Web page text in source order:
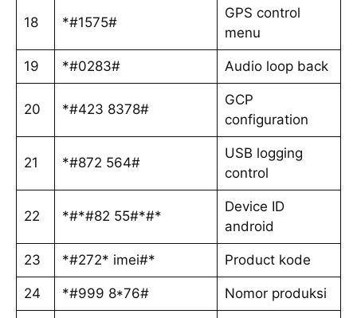
18 *#1575#
GPS control
menu
19 *#0283# Audio loop back
20 *#423 8378#
GCP
configuration
21 *#872 564#
USB logging
control
22 *#*#82 55#*#*
Device ID
android
23 *#272* imei#* Product kode
24 *#999 8*76# Nomor produksi